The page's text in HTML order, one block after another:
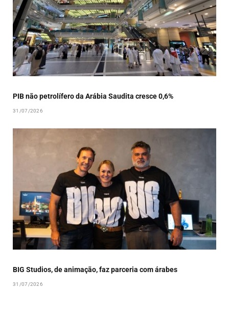
PIB não petrolífero da Arábia Saudita cresce 0,6%
31/07/2026
BIG Studios, de animação, faz parceria com árabes
31/07/2026